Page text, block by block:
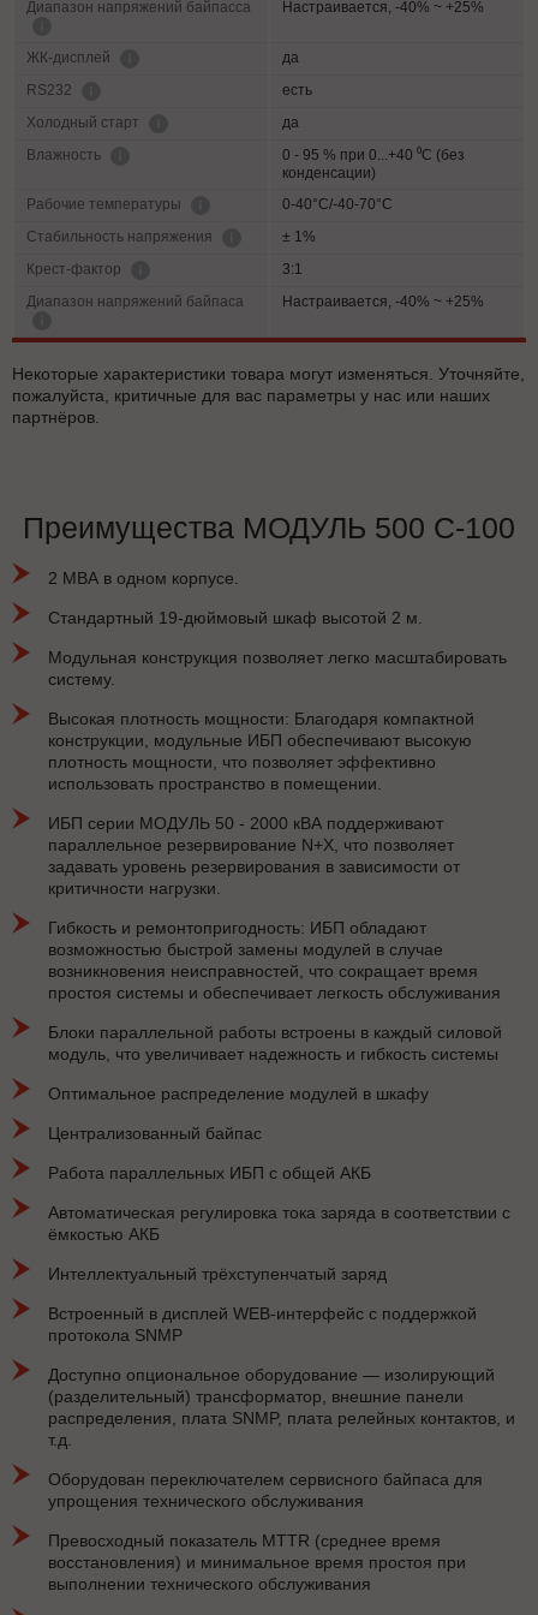
Диапазон напряжений байпасса Настраивается, -40% ~ +25%
ЖК-дисплей
да
RS232
есть
Холодный старт
да
Влажность
0 - 95 % при 0...+40 ⁰С (без
конденсации)
Рабочие температуры
0-40°C/-40-70°C
Cтабильность напряжения
± 1%
Крест-фактор
3:1
Диапазон напряжений байпаса
Настраивается, -40% ~ +25%
Некоторые характеристики товара могут изменяться. Уточняйте,
пожалуйста, критичные для вас параметры у нас или наших
партнёров.
Преимущества МОДУЛЬ 500 С-100
2 МВА в одном корпусе.
Стандартный 19-дюймовый шкаф высотой 2 м.
Модульная конструкция позволяет легко масштабировать
систему.
Высокая плотность мощности: Благодаря компактной
конструкции, модульные ИБП обеспечивают высокую
плотность мощности, что позволяет эффективно
использовать пространство в помещении.
ИБП серии МОДУЛЬ 50 - 2000 кВА поддерживают
параллельное резервирование N+X, что позволяет
задавать уровень резервирования в зависимости от
критичности нагрузки.
Гибкость и ремонтопригодность: ИБП обладают
возможностью быстрой замены модулей в случае
возникновения неисправностей, что сокращает время
простоя системы и обеспечивает легкость обслуживания
Блоки параллельной работы встроены в каждый силовой
модуль, что увеличивает надежность и гибкость системы
Оптимальное распределение модулей в шкафу
Централизованный байпас
Работа параллельных ИБП с общей АКБ
Автоматическая регулировка тока заряда в соответствии с
ёмкостью АКБ
Интеллектуальный трёхступенчатый заряд
Встроенный в дисплей WEB-интерфейс с поддержкой
протокола SNMP
Доступно опциональное оборудование — изолирующий
(разделительный) трансформатор, внешние панели
распределения, плата SNMP, плата релейных контактов, и
т.д.
Оборудован переключателем сервисного байпаса для
упрощения технического обслуживания
Превосходный показатель MTTR (среднее время
восстановления) и минимальное время простоя при
выполнении технического обслуживания